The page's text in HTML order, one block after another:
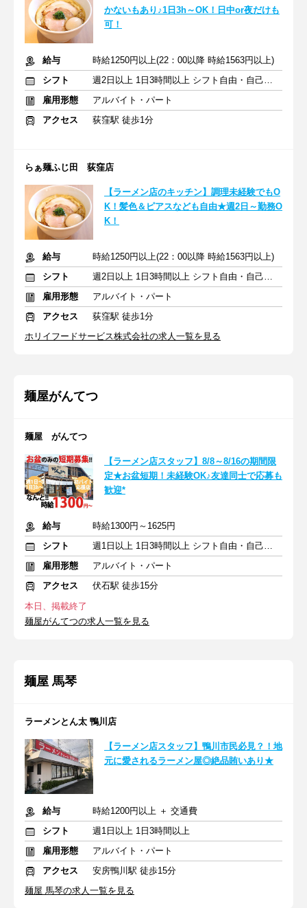
かないもあり♪1日3h～OK！日中or夜だけも
可！
給与
時給1250円以上(22：00以降 時給1563円以上)
シフト
週2日以上 1日3時間以上 シフト自由・自己申告
雇用形態
アルバイト・パート
アクセス
荻窪駅 徒歩1分
らぁ麺ふじ田 荻窪店
【ラーメン店のキッチン】調理未経験でもO
K！髪色＆ピアスなども自由★週2日～勤務O
K！
給与
時給1250円以上(22：00以降 時給1563円以上)
シフト
週2日以上 1日3時間以上 シフト自由・自己申告
雇用形態
アルバイト・パート
アクセス
荻窪駅 徒歩1分
ホリイフードサービス株式会社の求人一覧を見る
麺屋がんてつ
麺屋 がんてつ
【ラーメン店スタッフ】8/8～8/16の期間限
定★お盆短期！未経験OK♪友達同士で応募も
歓迎*
給与
時給1300円～1625円
シフト
週1日以上 1日3時間以上 シフト自由・自己申告
雇用形態
アルバイト・パート
アクセス
伏石駅 徒歩15分
本日、掲載終了
麺屋がんてつの求人一覧を見る
麺屋 馬琴
ラーメンとん太 鴨川店
【ラーメン店スタッフ】鴨川市民必見？！地
元に愛されるラーメン屋◎絶品賄いあり★
給与
時給1200円以上 ＋ 交通費
シフト
週1日以上 1日3時間以上
雇用形態
アルバイト・パート
アクセス
安房鴨川駅 徒歩15分
麺屋 馬琴の求人一覧を見る